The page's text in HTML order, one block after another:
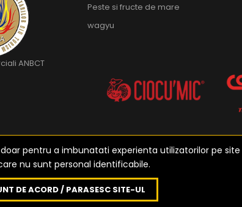
ANBCT
Peste si fructe de mare
wagyu
Realizat deEtusoft Oradea
doar pentru a imbunatati experienta utilizatorilor pe
nu sunt personal identificabile.
DE ACORD / PARASESC SITE-UL